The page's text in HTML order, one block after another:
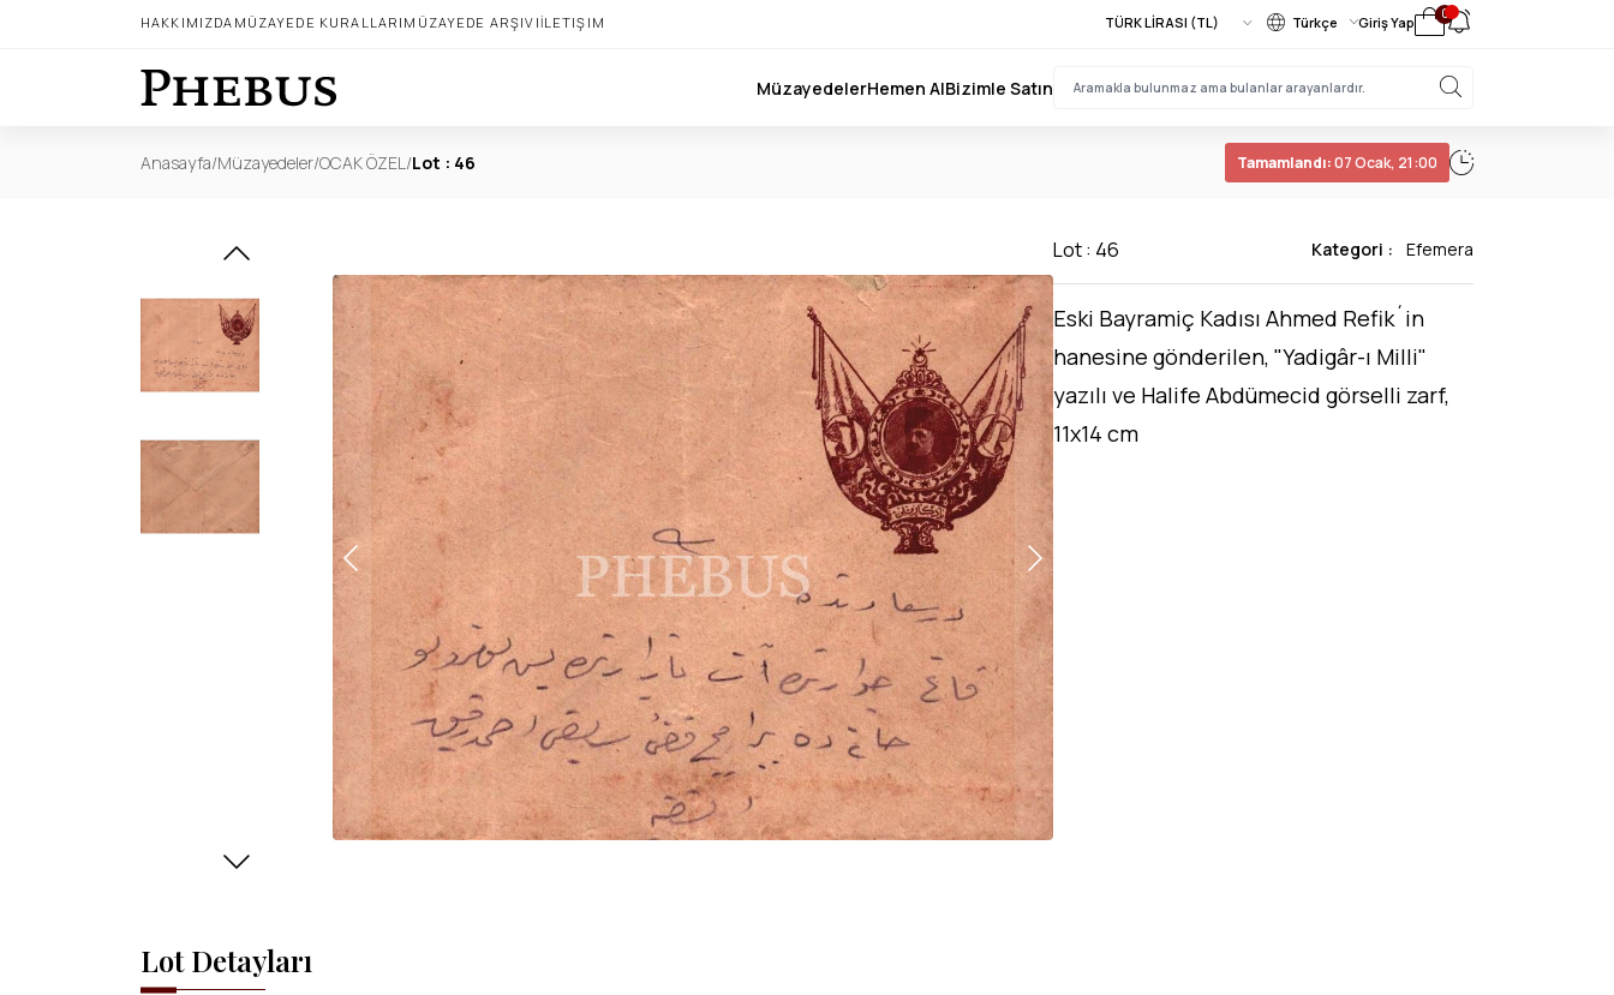
HAKKIMIZDA MÜZAYEDE KURALLARI MÜZAYEDE ARŞIVIİLETIŞIM Türkçe Giriş Yap 0
MüzayedelerHemen AlBizimle Satın
Anasayfa/Müzayedeler/OCAK ÖZEL/Lot : 46 Tamamlandı:07 Ocak, 21:00
Lot Detayları
Lot : 46 Kategori : Efemera
Eski Bayramiç Kadısı Ahmed Refik´in
hanesine gönderilen, "Yadigâr-ı Milli"
yazılı ve Halife Abdümecid görselli zarf,
11x14 cm